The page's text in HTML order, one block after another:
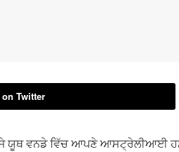
Twitter
ਯੂਥ ਵਨਡੇ ਵਿੱਚ ਆਪਣੇ ਆਸਟ੍ਰੇਲੀਆਈ